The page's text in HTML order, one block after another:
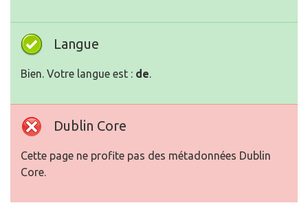
Langue
Bien. Votre langue est : de.
Dublin Core
Cette page ne profite pas des métadonnées Dublin
Core.